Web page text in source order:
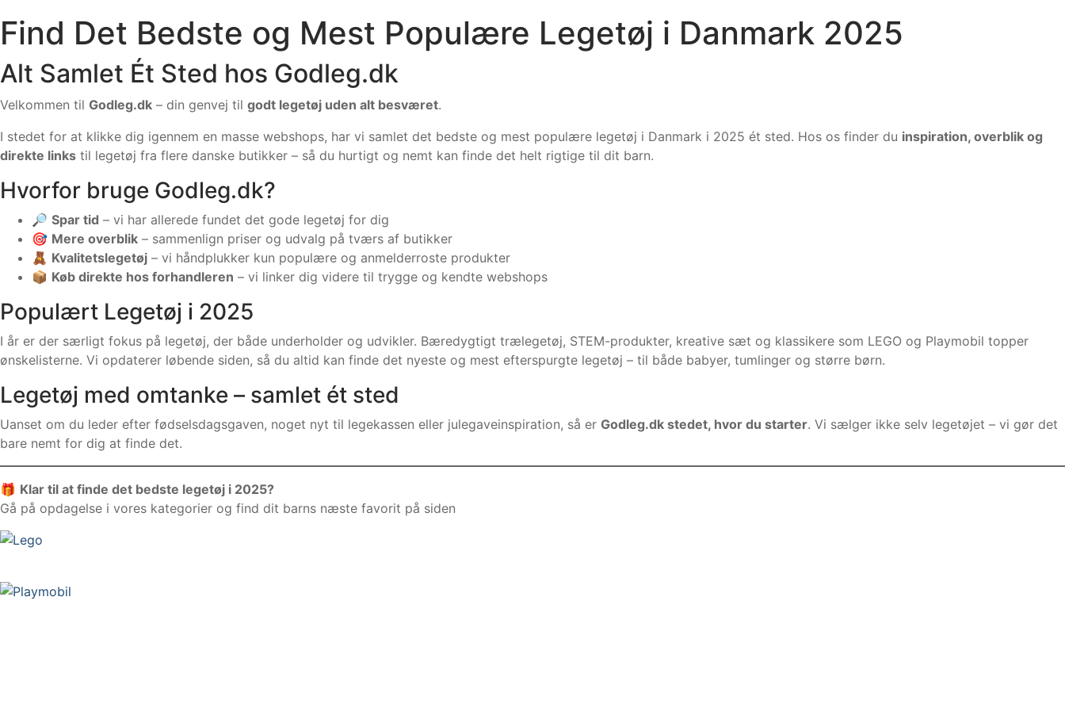
Find Det Bedste og Mest Populære Legetøj i Danmark 2025
Alt Samlet Ét Sted hos Godleg.dk
Velkommen til Godleg.dk – din genvej til godt legetøj uden alt besværet.
I stedet for at klikke dig igennem en masse webshops, har vi samlet det bedste og mest populære legetøj i Danmark i 2025 ét sted. Hos os finder du inspiration, overblik og
direkte links til legetøj fra flere danske butikker – så du hurtigt og nemt kan finde det helt rigtige til dit barn.
Hvorfor bruge Godleg.dk?
🔎 Spar tid – vi har allerede fundet det gode legetøj for dig
🎯 Mere overblik – sammenlign priser og udvalg på tværs af butikker
🧸 Kvalitetslegetøj – vi håndplukker kun populære og anmelderroste produkter
📦 Køb direkte hos forhandleren – vi linker dig videre til trygge og kendte webshops
Populært Legetøj i 2025
I år er der særligt fokus på legetøj, der både underholder og udvikler. Bæredygtigt trælegetøj, STEM-produkter, kreative sæt og klassikere som LEGO og Playmobil topper
ønskelisterne. Vi opdaterer løbende siden, så du altid kan finde det nyeste og mest efterspurgte legetøj – til både babyer, tumlinger og større børn.
Legetøj med omtanke – samlet ét sted
Uanset om du leder efter fødselsdagsgaven, noget nyt til legekassen eller julegaveinspiration, så er Godleg.dk stedet, hvor du starter. Vi sælger ikke selv legetøjet – vi gør det
bare nemt for dig at finde det.
🎁 Klar til at finde det bedste legetøj i 2025?
Gå på opdagelse i vores kategorier og find dit barns næste favorit på siden